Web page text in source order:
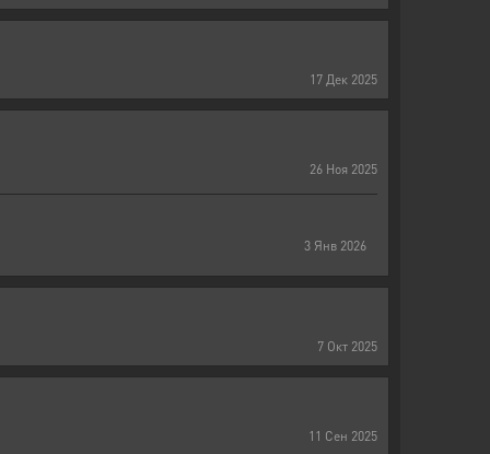
17 Дек 2025
26 Ноя 2025
3 Янв 2026
7 Окт 2025
11 Сен 2025